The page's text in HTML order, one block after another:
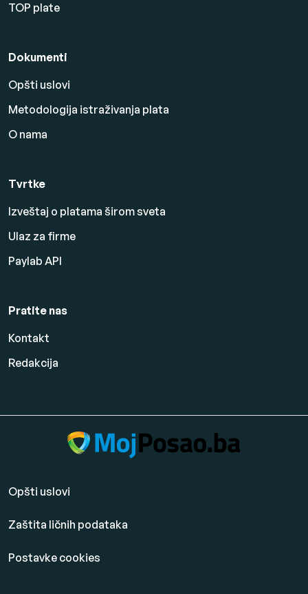
TOP plate
Dokumenti
Opšti uslovi
Metodologija istraživanja plata
O nama
Tvrtke
Izveštaj o platama širom sveta
Ulaz za firme
Paylab API
Pratite nas
Kontakt
Redakcija
Opšti uslovi
Zaštita ličnih podataka
Postavke cookies